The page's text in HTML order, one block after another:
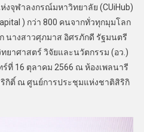
จุฬาลงกรณ์มหาวิทยาลัย (CUiHub)
) กว่า 800 คนจากทั่วทุกมุมโลก
นางสาวศุภมาส อิศรภักดี รัฐมนตรี
ยาศาสตร์ วิจัยและนวัตกรรม (อว.)
ที่ 16 ตุลาคม 2566 ณ ห้องเพลนารี
กิติ์ ณ ศูนย์การประชุมแห่งชาติสิริกิ